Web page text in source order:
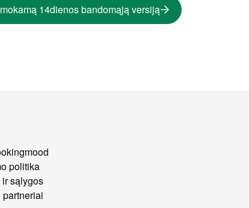
14dienos bandomąją versiją
politika
sąlygos